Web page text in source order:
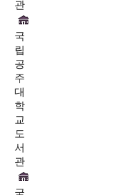
관
국
립
공
주
대
학
교
도
서
관